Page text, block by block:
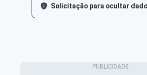
Solicitação para ocultar